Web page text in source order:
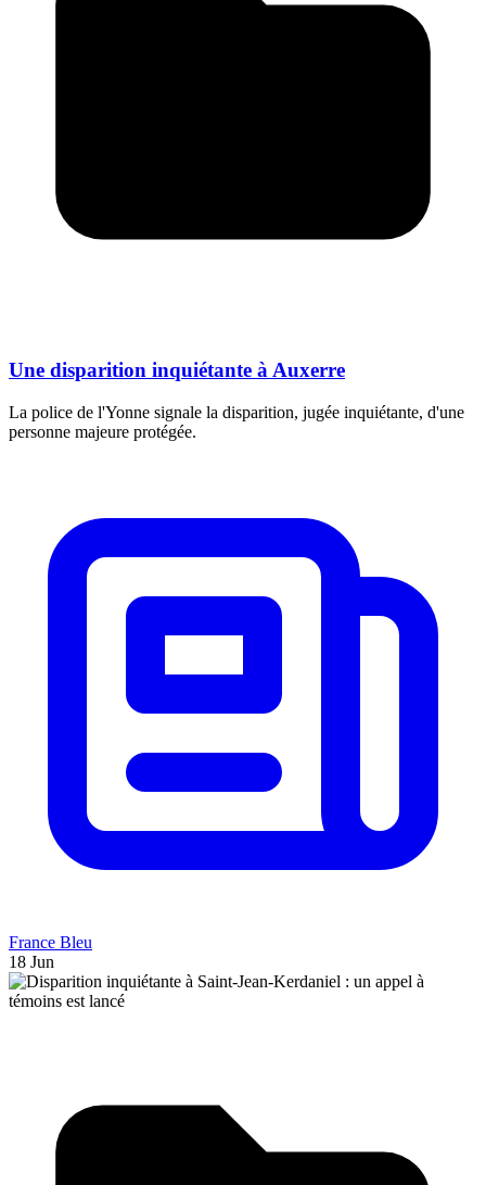
Une disparition inquiétante à Auxerre
La police de l'Yonne signale la disparition, jugée inquiétante, d'une
personne majeure protégée.
France Bleu
18 Jun